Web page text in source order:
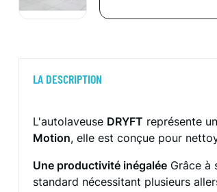
LA DESCRIPTION
L'autolaveuse DRYFT représente
Motion, elle est conçue pour
Une productivité inégalée Grâce à
standard nécessitant plusieurs